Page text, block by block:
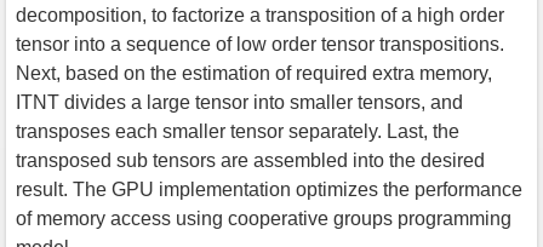
decomposition, to factorize a transposition of a high order
tensor into a sequence of low order tensor transpositions.
Next, based on the estimation of required extra memory,
ITNT divides a large tensor into smaller tensors, and
transposes each smaller tensor separately. Last, the
transposed sub tensors are assembled into the desired
result. The GPU implementation optimizes the performance
of memory access using cooperative groups programming